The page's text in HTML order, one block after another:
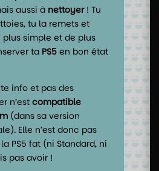
aussi à nettoyer! Tu
tu la remets et
plus simple et de plus
ta PS5 en bon état
info et pas des
n’estcompatible
(dans sa version
Elle n’est donc pas
PS5 fat (ni Standard, ni
pas avoir !